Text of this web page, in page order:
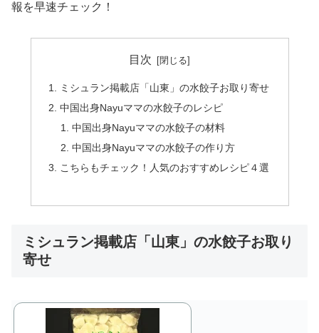
報を早速チェック！
目次
ミシュラン掲載店「山東」の水餃子お取り寄せ
中国出身Nayuママの水餃子のレシピ
中国出身Nayuママの水餃子の材料
中国出身Nayuママの水餃子の作り方
こちらもチェック！人気のおすすめレシピ４選
ミシュラン掲載店「山東」の水餃子お取り
寄せ